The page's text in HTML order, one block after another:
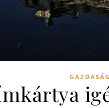
GAZDASÁG